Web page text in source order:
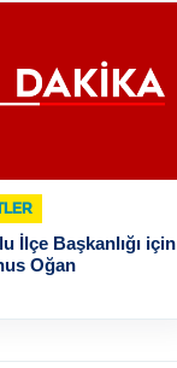
İlçe Başkanlığı için
Oğan